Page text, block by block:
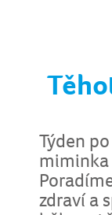
Týden
miminka
zdraví a